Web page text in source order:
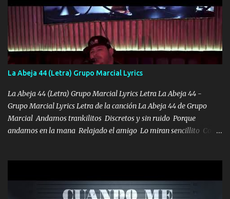
ni tampoco las mujeres porque es platica de grandes por eso hay
que estar alegres doy las instrucciones para atender los deberes
Música Si es que salta algún problema de confianza tengo gente
ahí está el Hombre Cuarenta y también Pariente 7 arreglan
cualquier problema no más es cuestión que ordené NOS HACE
FALTA UN HERMANO DE CLAVE ERA EL 24 SIEMPRE FUE UN
HOMBRE VALIENTE POR ALGO M'URIÓ PELEAND0 SIEMPRE
VIO POR LA FAMILIA PARA QUE SIGA EL LEGADO Es el DOS de
los HERMANOS un cerebro inteligente y com...
La Abeja 44 (Letra) Grupo Marcial Lyrics
La Abeja 44 (Letra) Grupo Marcial Lyrics Letra La Abeja 44 -
Grupo Marcial Lyrics Letra de la canción La Abeja 44 de Grupo
Marcial Andamos trankilitos Discretos y sin ruido Porque
andamos en la mana Relajado el amigo Lo miran sencillito Con
coronamos Se jala los marciales Y sus guitarras ya van sonando
Un gallardo me prendo Para agarrar el vuelo y la mente y